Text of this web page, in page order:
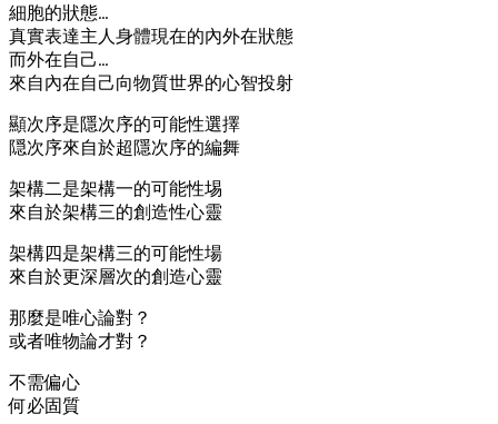
細胞的狀態…
真實表達主人身體現在的內外在狀態
而外在自己…
來自內在自己向物質世界的心智投射
顯次序是隱次序的可能性選擇
隠次序來自於超隱次序的編舞
架構二是架構一的可能性埸
來自於架構三的創造性心靈
架構四是架構三的可能性場
來自於更深層次的創造心靈
那麼是唯心論對？
或者唯物論才對？
不需偏心
何必固質